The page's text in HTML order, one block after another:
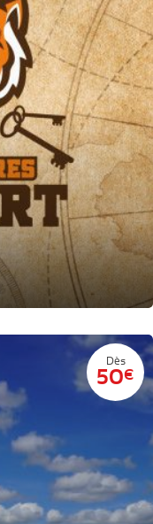
Dès
50€